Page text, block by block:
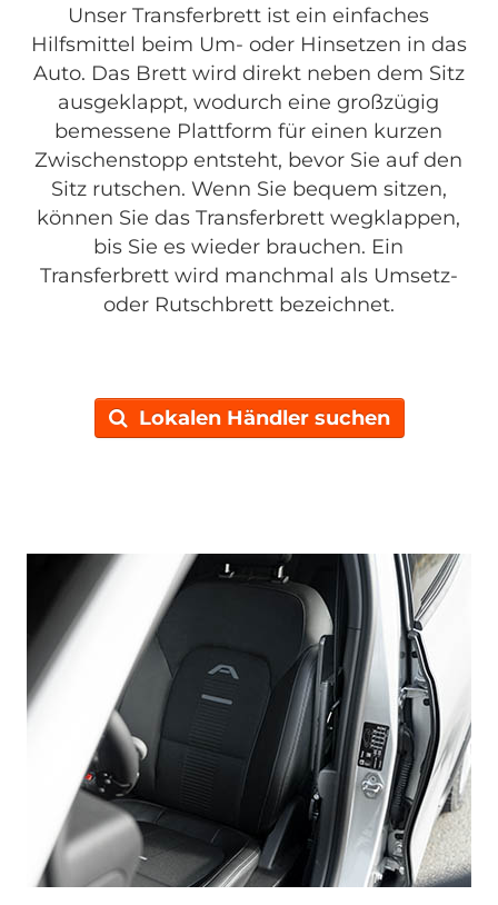
Unser Transferbrett ist ein einfaches
Hilfsmittel beim Um- oder Hinsetzen in das
Auto. Das Brett wird direkt neben dem Sitz
ausgeklappt, wodurch eine großzügig
bemessene Plattform für einen kurzen
Zwischenstopp entsteht, bevor Sie auf den
Sitz rutschen. Wenn Sie bequem sitzen,
können Sie das Transferbrett wegklappen,
bis Sie es wieder brauchen. Ein
Transferbrett wird manchmal als Umsetz-
oder Rutschbrett bezeichnet.
Lokalen Händler suchen